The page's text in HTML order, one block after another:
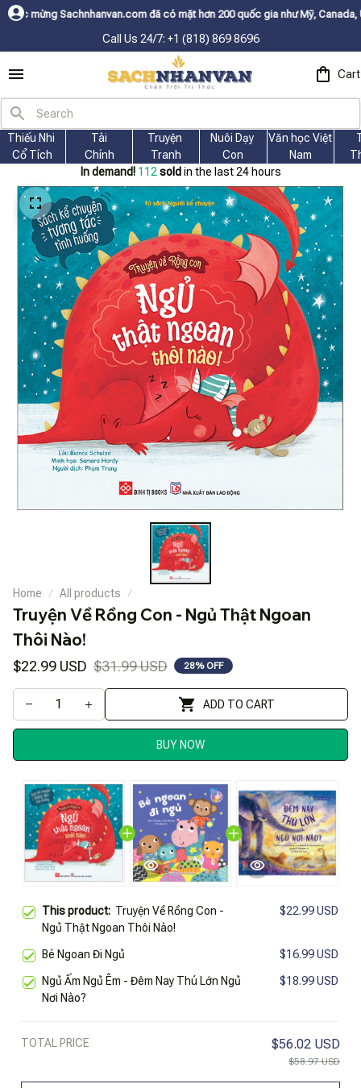
đã có mặt hơn 200 quốc gia như Mỹ, Canada, Úc, Nhật, Hàn, và các
Call Us 24/7: +1 (818) 869 8696
Cart
Thiếu Nhi
Cổ Tích
Tài
Chính
Truyện
Tranh
Nuôi Dạy
Con
Văn học Việt
Nam
In demand! 112 sold in the last 24 hours
Home All products
Truyện Về Rồng Con - Ngủ Thật Ngoan
Thôi Nào!
$22.99 USD $31.99 USD 28% OFF
ADD TO CART
BUY NOW
This product: Truyện Về Rồng Con -
Ngủ Thật Ngoan Thôi Nào!
$22.99 USD
Bé Ngoan Đi Ngủ $16.99 USD
Ngủ Ấm Ngủ Êm - Đêm Nay Thú Lớn Ngủ
Nơi Nào?
$18.99 USD
TOTAL PRICE $56.02 USD
$58.97 USD